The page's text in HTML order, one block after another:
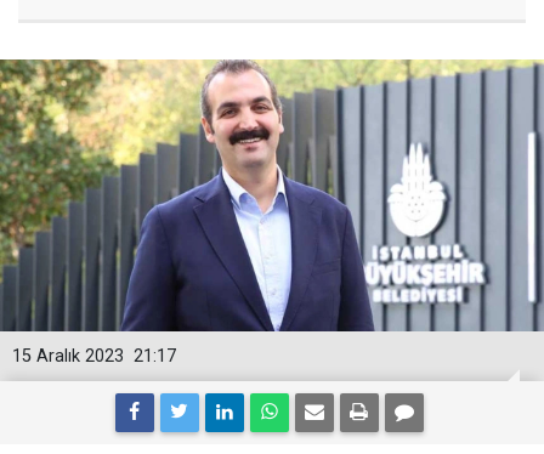
21:17
15 Aralık 2023